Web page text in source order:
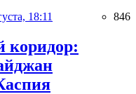
18:11 846
коридор: